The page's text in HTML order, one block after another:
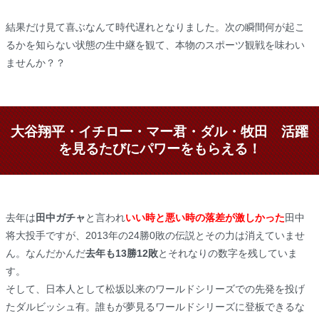
結果だけ見て喜ぶなんて時代遅れとなりました。次の瞬間何が起こ
るかを知らない状態の生中継を観て、本物のスポーツ観戦を味わい
ませんか？？
大谷翔平・イチロー・マー君・ダル・牧田 活躍
を見るたびにパワーをもらえる！
去年は田中ガチャと言われいい時と悪い時の落差が激しかった田中
将大投手ですが、2013年の24勝0敗の伝説とその力は消えていませ
ん。なんだかんだ去年も13勝12敗とそれなりの数字を残していま
す。
そして、日本人として松坂以来のワールドシリーズでの先発を投げ
たダルビッシュ有。誰もが夢見るワールドシリーズに登板できるな